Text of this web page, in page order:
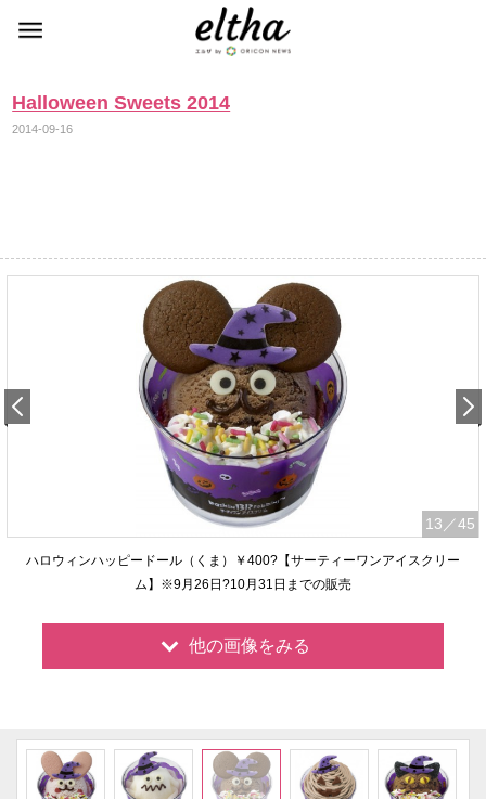
Halloween Sweets 2014
2014-09-16
13 ／45
ハロウィンハッピードール（くま）￥400?【サーティーワンアイスクリー
ム】※9月26日?10月31日までの販売
他の画像をみる